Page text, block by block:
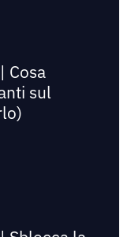
Cosa
sul